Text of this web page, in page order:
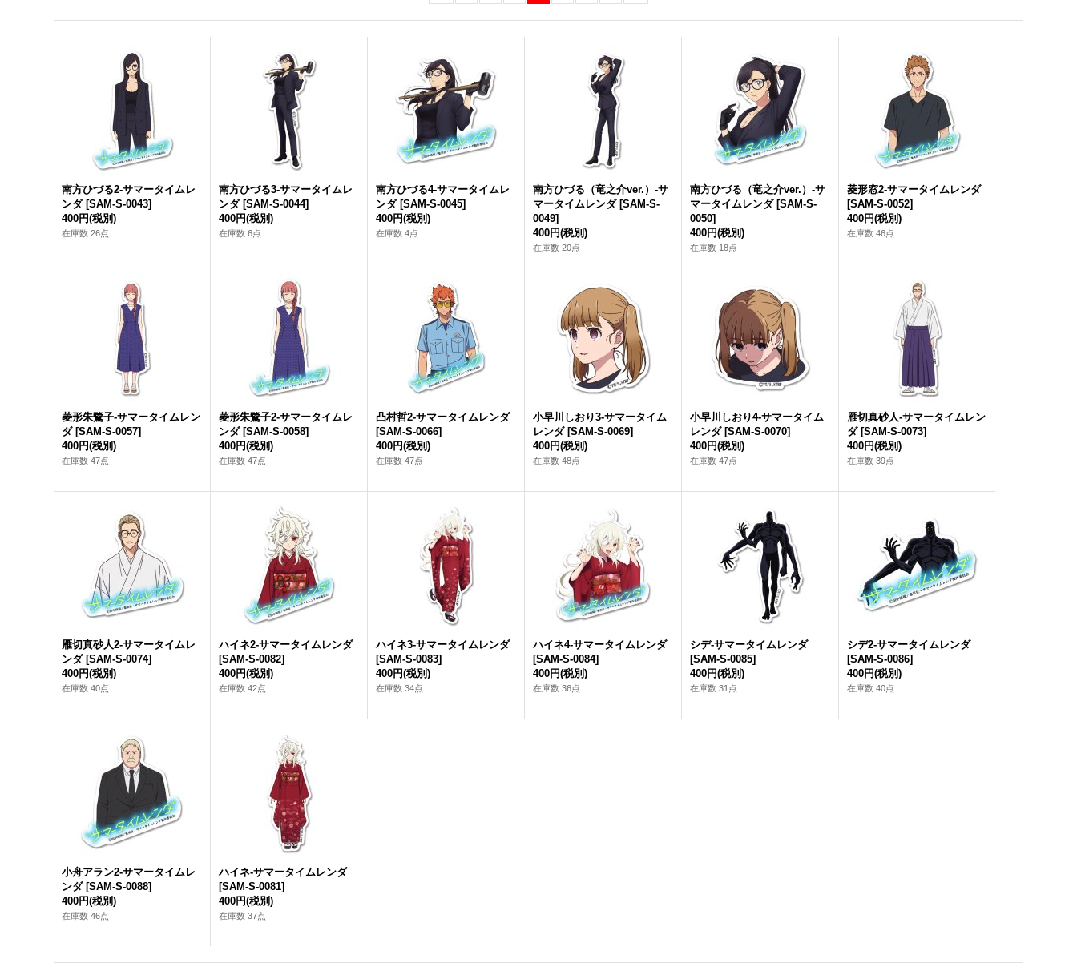
南方ひづる2-サマータイムレ
ンダ [SAM-S-0043]
400円(税別)
在庫数 26点
南方ひづる3-サマータイムレ
ンダ [SAM-S-0044]
400円(税別)
在庫数 6点
南方ひづる4-サマータイムレ
ンダ [SAM-S-0045]
400円(税別)
在庫数 4点
南方ひづる（竜之介ver.）-サ
マータイムレンダ [SAM-S-
0049]
400円(税別)
在庫数 20点
南方ひづる（竜之介ver.）-サ
マータイムレンダ [SAM-S-
0050]
400円(税別)
在庫数 18点
菱形窓2-サマータイムレンダ
[SAM-S-0052]
400円(税別)
在庫数 46点
菱形朱鷺子-サマータイムレン
ダ [SAM-S-0057]
400円(税別)
在庫数 47点
菱形朱鷺子2-サマータイムレ
ンダ [SAM-S-0058]
400円(税別)
在庫数 47点
凸村哲2-サマータイムレンダ
[SAM-S-0066]
400円(税別)
在庫数 47点
小早川しおり3-サマータイム
レンダ [SAM-S-0069]
400円(税別)
在庫数 48点
小早川しおり4-サマータイム
レンダ [SAM-S-0070]
400円(税別)
在庫数 47点
雁切真砂人-サマータイムレン
ダ [SAM-S-0073]
400円(税別)
在庫数 39点
雁切真砂人2-サマータイムレ
ンダ [SAM-S-0074]
400円(税別)
在庫数 40点
ハイネ2-サマータイムレンダ
[SAM-S-0082]
400円(税別)
在庫数 42点
ハイネ3-サマータイムレンダ
[SAM-S-0083]
400円(税別)
在庫数 34点
ハイネ4-サマータイムレンダ
[SAM-S-0084]
400円(税別)
在庫数 36点
シデ-サマータイムレンダ
[SAM-S-0085]
400円(税別)
在庫数 31点
シデ2-サマータイムレンダ
[SAM-S-0086]
400円(税別)
在庫数 40点
小舟アラン2-サマータイムレ
ンダ [SAM-S-0088]
400円(税別)
在庫数 46点
ハイネ-サマータイムレンダ
[SAM-S-0081]
400円(税別)
在庫数 37点